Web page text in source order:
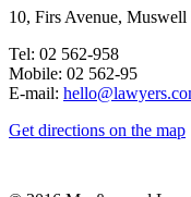
10, Firs Avenue,
Tel: 02 562-958
Mobile: 02 562-95
E-mail:
Get directions on the map